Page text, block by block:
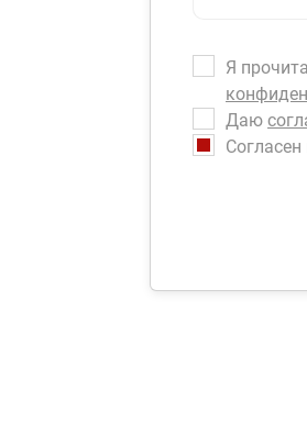
Я
Даю
Согласен